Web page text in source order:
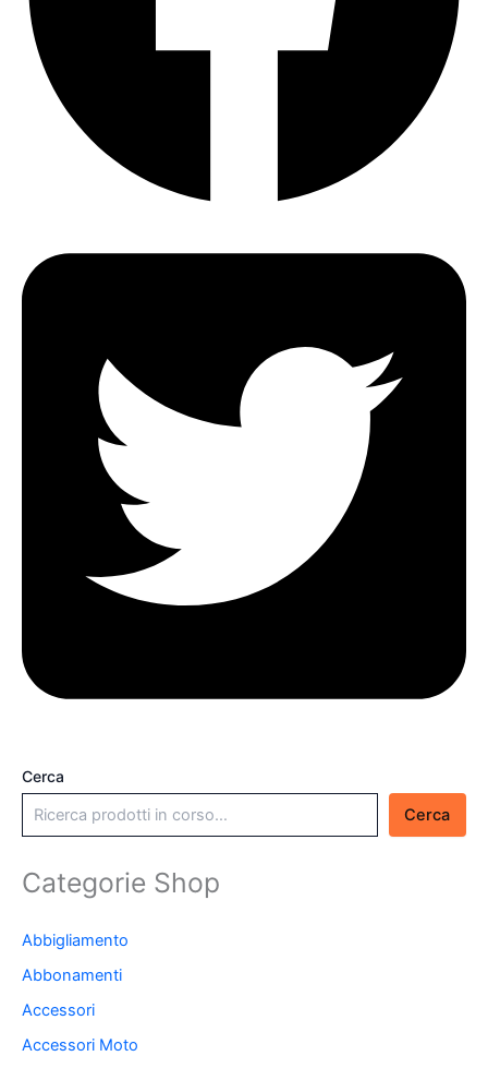
Cerca
Cerca
Categorie Shop
Abbigliamento
Abbonamenti
Accessori
Accessori Moto